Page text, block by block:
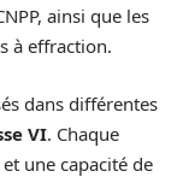
ainsi que les
à effraction.
dans différentes
VI. Chaque
une capacité de